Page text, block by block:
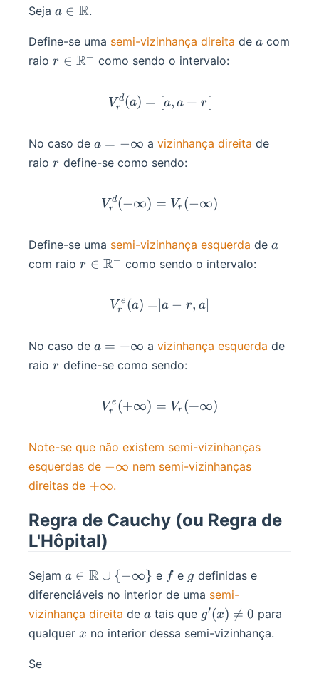
Seja a\in\R
a ∈ R.
Define-se uma semi-vizinhança direita de a
a com
raio r\in\R^+
r ∈ R+ como sendo o intervalo:
V_r^d(a)=[a,a+r[
Vr
d(a) = [a, a + r [
No caso de a=-
\infin
a = −∞ a vizinhança direita de
raio r
r define-se como sendo:
V_r^d(-\infin)=V_r(-
Vr
d(−∞) = Vr (−∞)
Define-se uma semi-vizinhança esquerda de a
a
com raio r\in\R^+
r ∈ R+ como sendo o intervalo:
V_r^e(a)=]a-r,a]
Vr
e (a) =]a − r, a]
No caso de a=+\infin
a = +∞ a vizinhança esquerda de
raio r
r define-se como sendo:
Vr
e (+∞) = Vr (+∞)
Note-se que não existem semi-vizinhanças
esquerdas de -
\infin
−∞ nem semi-vizinhanças
direitas de +\infin
+∞.
Regra de Cauchy (ou Regra de
L'Hôpital)
Sejam a\in\R\cup
\{-\infin\}
a ∈ R ∪ {−∞} e ff e g
g definidas e
diferenciáveis no interior de uma semi-
vizinhança direita de a
a tais que g'(x)\ne
0
g′(x) 
= 0 para
qualquer x
x no interior dessa semi-vizinhança.
Se